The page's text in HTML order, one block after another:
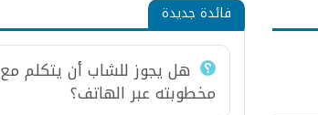
فائدة جديدة
هل يجوز للشاب أن يتكلم مع
مخطوبته عبر الهاتف؟